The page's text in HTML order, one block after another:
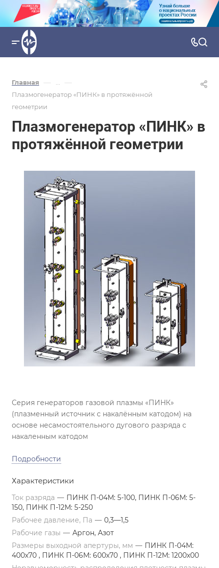
Главная — ... —
Плазмогенератор «ПИНК» в протяжённой
геометрии
Плазмогенератор «ПИНК» в
протяжённой геометрии
Серия генераторов газовой плазмы «ПИНК»
(плазменный источник с накалённым катодом) на
основе несамостоятельного дугового разряда с
накаленным катодом
Подробности
Характеристики
Ток разряда — ПИНК П-04М: 5-100, ПИНК П-06М: 5-
150, ПИНК П-12М: 5-250
Рабочее давление, Па — 0,3—1,5
Рабочие газы — Аргон, Азот
Размеры выходной апертуры, мм — ПИНК П-04М:
400х70 , ПИНК П-06М: 600х70 , ПИНК П-12М: 1200х00